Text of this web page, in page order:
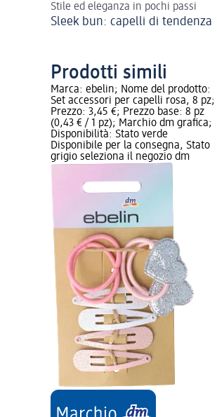
Stile ed eleganza in pochi passi
Sleek bun: capelli di tendenza
Prodotti simili
Marca: ebelin; Nome del prodotto:
Set accessori per capelli rosa, 8 pz;
Prezzo: 3,45 €; Prezzo base: 8 pz
(0,43 € / 1 pz); Marchio dm grafica;
Disponibilità: Stato verde
Disponibile per la consegna, Stato
grigio seleziona il negozio dm